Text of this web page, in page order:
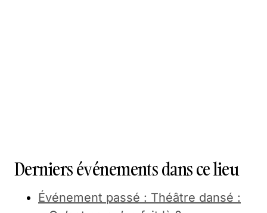
Derniers événements dans ce lieu
Événement passé : Théâtre dansé :